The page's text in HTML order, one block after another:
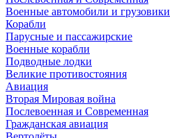
Военные автомобили и грузовики
Корабли
Парусные и пассажирские
Военные корабли
Подводные лодки
Великие противостояния
Авиация
Вторая Мировая война
Послевоенная и Современная
Гражданская авиация